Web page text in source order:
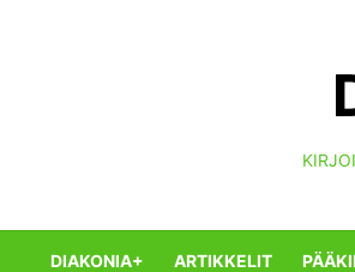
DIAKONIA+ ARTIKKELIT